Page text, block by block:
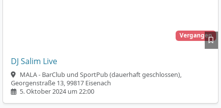
Vergangen
DJ Salim Live
MALA - BarClub und SportPub (dauerhaft geschlossen),
Georgenstraße 13, 99817 Eisenach
5. Oktober 2024 um 22:00